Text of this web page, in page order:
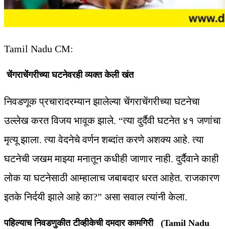
Tamil Nadu CM:
चेंगराचेंगरीच्या घटनेवरही व्यक्त केली खंत
निवडणूक प्रचारादरम्यान झालेल्या चेंगराचेंगरीच्या घटनेचा
उल्लेख करत विजय भावूक झाले. “त्या दुर्दैवी घटनेत ४१ जणांचा
मृत्यू झाला. त्या वेदनेचे वर्णन शब्दांत करणे अशक्य आहे. त्या
घटनेची जखम माझ्या मनातून कधीही जाणार नाही. दुर्दैवाने काही
लोक या घटनेसाठी आम्हालाच जबाबदार धरत आहेत. राजकारण
इतके निर्दयी झाले आहे का?” असा सवाल त्यांनी केला.
पहिल्याच निवडणुकीत टीव्हीकेची दमदार कामगिरी (Tamil Nadu